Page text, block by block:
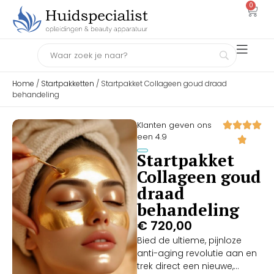
0
Home / Startpakketten / Startpakket Collageen goud draad
behandeling
Klanten geven ons
een 4.9
Startpakket
Collageen goud
draad
behandeling
€ 720,00
Bied de ultieme, pijnloze
anti-aging revolutie aan en
trek direct een nieuwe,